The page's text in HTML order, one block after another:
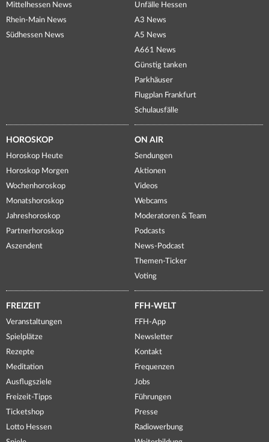
Mittelhessen News
Rhein-Main News
Südhessen News
Unfälle Hessen
A3 News
A5 News
A661 News
Günstig tanken
Parkhäuser
Flugplan Frankfurt
Schulausfälle
HOROSKOP
Horoskop Heute
Horoskop Morgen
Wochenhoroskop
Monatshoroskop
Jahreshoroskop
Partnerhoroskop
Aszendent
ON AIR
Sendungen
Aktionen
Videos
Webcams
Moderatoren & Team
Podcasts
News-Podcast
Themen-Ticker
Voting
FREIZEIT
Veranstaltungen
Spielplätze
Rezepte
Meditation
Ausflugsziele
Freizeit-Tipps
Ticketshop
Lotto Hessen
FFH-WELT
FFH-App
Newsletter
Kontakt
Frequenzen
Jobs
Führungen
Presse
Radiowerbung